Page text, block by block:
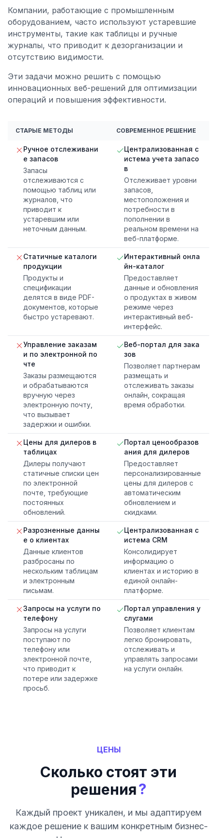
Компании, работающие с промышленным
оборудованием, часто используют устаревшие
инструменты, такие как таблицы и ручные
журналы, что приводит к дезорганизации и
отсутствию видимости.
Эти задачи можно решить с помощью
инновационных веб-решений для оптимизации
операций и повышения эффективности.
СТАРЫЕ МЕТОДЫ СОВРЕМЕННОЕ РЕШЕНИЕ
Ручное отслеживани
е запасов
Запасы
отслеживаются с
помощью таблиц или
журналов, что
приводит к
устаревшим или
неточным данным.
Централизованная с
истема учета запасо
в
Отслеживает уровни
запасов,
местоположения и
потребности в
пополнении в
реальном времени на
веб-платформе.
Статичные каталоги
продукции
Продукты и
спецификации
делятся в виде PDF-
документов, которые
быстро устаревают.
Интерактивный онла
йн-каталог
Предоставляет
данные и обновления
о продуктах в живом
режиме через
интерактивный веб-
интерфейс.
Управление заказам
и по электронной по
чте
Заказы размещаются
и обрабатываются
вручную через
электронную почту,
что вызывает
задержки и ошибки.
Веб-портал для зака
зов
Позволяет партнерам
размещать и
отслеживать заказы
онлайн, сокращая
время обработки.
Цены для дилеров в
таблицах
Дилеры получают
статичные списки цен
по электронной
почте, требующие
постоянных
обновлений.
Портал ценообразов
ания для дилеров
Предоставляет
персонализированные
цены для дилеров с
автоматическим
обновлением и
скидками.
Разрозненные данны
е о клиентах
Данные клиентов
разбросаны по
нескольким таблицам
и электронным
письмам.
Централизованная с
истема CRM
Консолидирует
информацию о
клиентах и историю в
единой онлайн-
платформе.
Запросы на услуги по
телефону
Запросы на услуги
поступают по
телефону или
электронной почте,
что приводит к
потере или задержке
просьб.
Портал управления у
слугами
Позволяет клиентам
легко бронировать,
отслеживать и
управлять запросами
на услуги онлайн.
ЦЕНЫ
Сколько стоят эти
решения?
Каждый проект уникален, и мы адаптируем
каждое решение к вашим конкретным бизнес-